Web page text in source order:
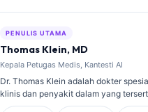
PENULIS UTAMA
Thomas Klein, MD
Kepala Petugas Medis, Kantesti AI
Dr. Thomas Klein adalah dokter
klinis dan penyakit dalam yang
dengan lebih dari 15 tahun